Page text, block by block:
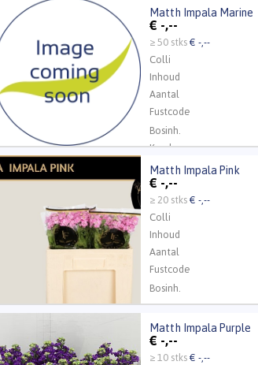
Kweker
Matth Impala Marine
€ -,--
≥ 50 stks€ -,--
Colli
Inhoud
Aantal
Fustcode
Bosinh.
Kweker
Matth Impala Marine
U moet ingelogd zijn om te kunnen kopen.
Matth Impala Pink
€ -,--
≥ 20 stks€ -,--
Colli
Inhoud
Aantal
Fustcode
Bosinh.
Matth Impala Pink
U moet ingelogd zijn om te kunnen kopen.
Matth Impala Purple
€ -,--
≥ 10 stks€ -,--
U moet ingelogd zijn om te kunnen kopen.